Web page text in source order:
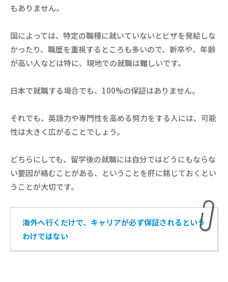
もありません。
国によっては、特定の職種に就いていないとビザを発給しな
かったり、職歴を重視するところも多いので、新卒や、年齢
が高い人などは特に、現地での就職は難しいです。
日本で就職する場合でも、100%の保証はありません。
それでも、英語力や専門性を高める努力をする人には、可能
性は大きく広がることでしょう。
どちらにしても、留学後の就職には自分ではどうにもならな
い要因が絡むことがある、ということを肝に銘じておくとい
うことが大切です。
海外へ行くだけで、キャリアが必ず保証されるという
わけではない